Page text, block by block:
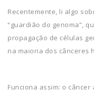
Recentemente, li algo
“guardião do genoma”,
propagação de células
na maioria dos cânceres
Funciona assim: o